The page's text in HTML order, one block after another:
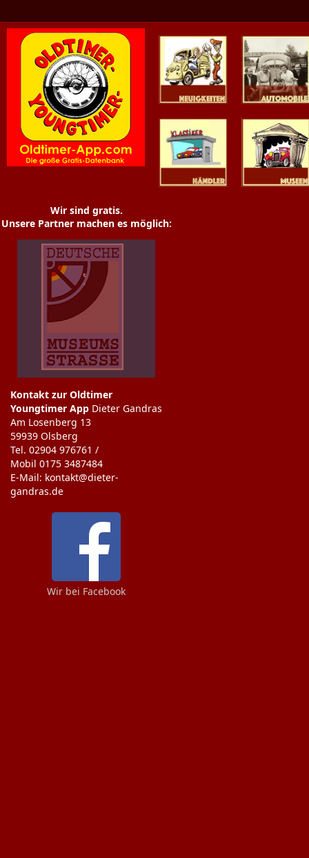
Youngtimer
Wir sind gratis.
Unsere Partner machen es möglich:
Kontakt zur Oldtimer
Youngtimer App Dieter Gandras
Am Losenberg 13
59939 Olsberg
Tel. 02904 976761 /
Mobil 0175 3487484
E-Mail: kontakt@dieter-
gandras.de
Wir bei Facebook